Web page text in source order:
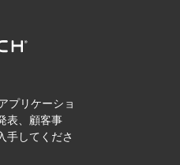
プリケーショ
表、顧客事
手してくださ